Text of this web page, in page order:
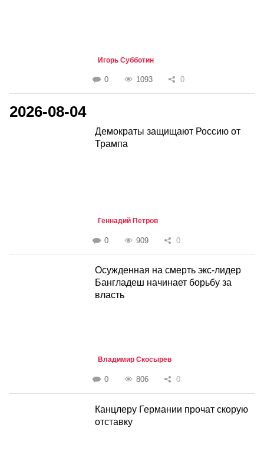
Игорь Субботин
0 1093 0
2026-08-04
Демократы защищают Россию от
Трампа
Геннадий Петров
0 909 0
Осужденная на смерть экс-лидер
Бангладеш начинает борьбу за
власть
Владимир Скосырев
0 806 0
Канцлеру Германии прочат скорую
отставку